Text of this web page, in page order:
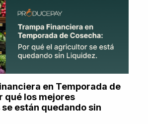
en Temporada de
qué los mejores
están quedando sin